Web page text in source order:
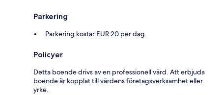
Parkering
Parkering kostar EUR 20 per dag.
Policyer
Detta boende drivs av en professionell värd. Att erbjuda
boende är kopplat till värdens företagsverksamhet eller
yrke.